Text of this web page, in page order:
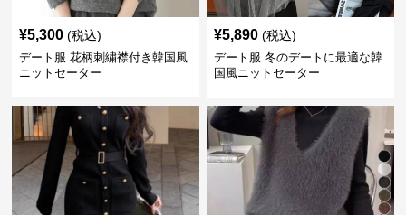
¥5,300 (税込)
デート服 花柄刺繍襟付き韓国風
ニットセーター
¥5,890 (税込)
デート服 冬のデートに最適な韓
国風ニットセーター